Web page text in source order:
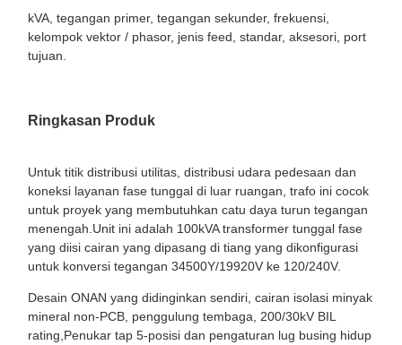
kVA, tegangan primer, tegangan sekunder, frekuensi,
kelompok vektor / phasor, jenis feed, standar, aksesori, port
tujuan.
Ringkasan Produk
Untuk titik distribusi utilitas, distribusi udara pedesaan dan
koneksi layanan fase tunggal di luar ruangan, trafo ini cocok
untuk proyek yang membutuhkan catu daya turun tegangan
menengah.Unit ini adalah 100kVA transformer tunggal fase
yang diisi cairan yang dipasang di tiang yang dikonfigurasi
untuk konversi tegangan 34500Y/19920V ke 120/240V.
Desain ONAN yang didinginkan sendiri, cairan isolasi minyak
mineral non-PCB, penggulung tembaga, 200/30kV BIL
rating,Penukar tap 5-posisi dan pengaturan lug busing hidup